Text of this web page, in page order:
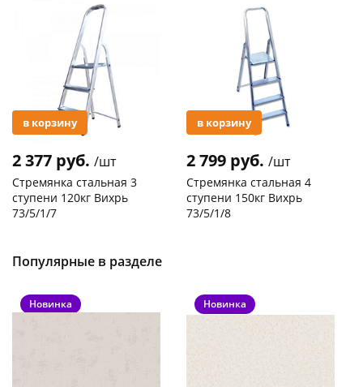
в корзину
2 377 руб. /шт
Стремянка стальная 3
ступени 120кг Вихрь
73/5/1/7
в корзину
2 799 руб. /шт
Стремянка стальная 4
ступени 150кг Вихрь
73/5/1/8
Популярные в разделе
Новинка Новинка